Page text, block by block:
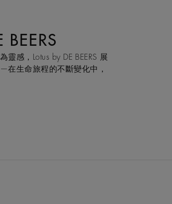
BEERS
靈感，Lotus by DE BEERS 展
生命旅程的不斷變化中，
石原石與拋光鑽石的獨特感
著迷的力量，成為代表守護